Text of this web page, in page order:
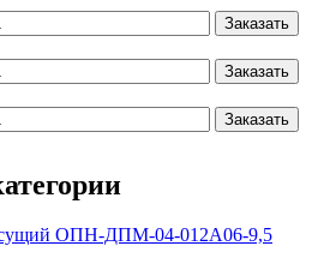
Заказать
Заказать
Заказать
ОПН-ДПМ-04-012А06-9,5